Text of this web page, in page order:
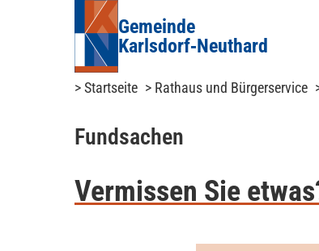
Gemeinde
Karlsdorf‑Neuthard
> Startseite > Rathaus und Bürgerservice
Fundsachen
Vermissen Sie